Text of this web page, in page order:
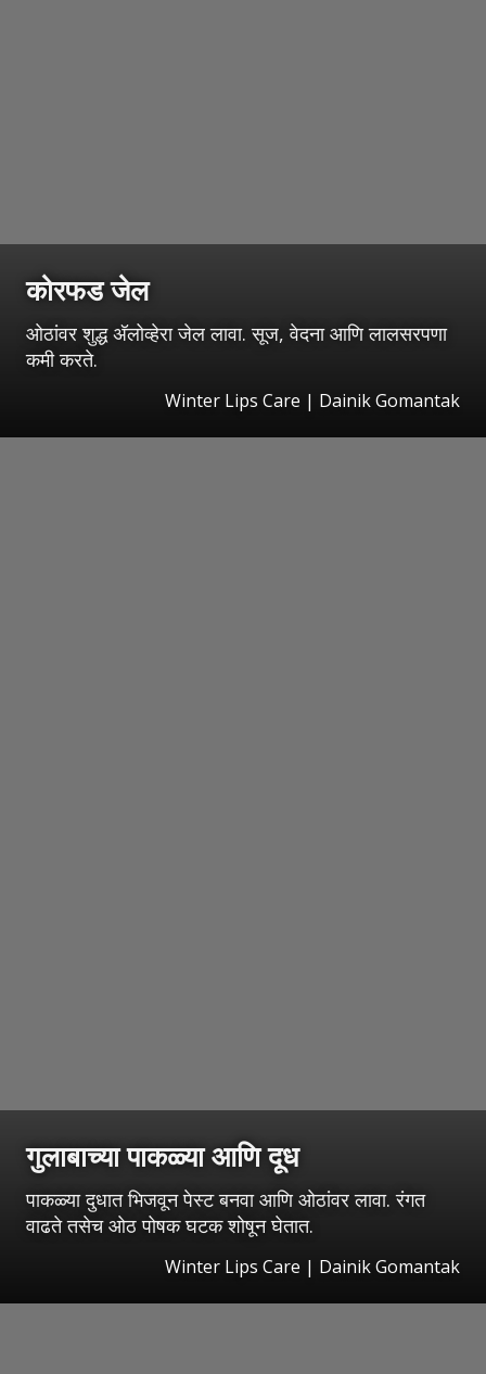
कोरफड जेल
ओठांवर शुद्ध अ‍ॅलोव्हेरा जेल लावा. सूज, वेदना आणि लालसरपणा
कमी करते.
Winter Lips Care | Dainik Gomantak
गुलाबाच्या पाकळ्या आणि दूध
पाकळ्या दुधात भिजवून पेस्ट बनवा आणि ओठांवर लावा. रंगत
वाढते तसेच ओठ पोषक घटक शोषून घेतात.
Winter Lips Care | Dainik Gomantak